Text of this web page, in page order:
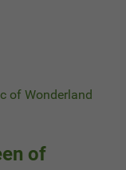
of Wonderland
of